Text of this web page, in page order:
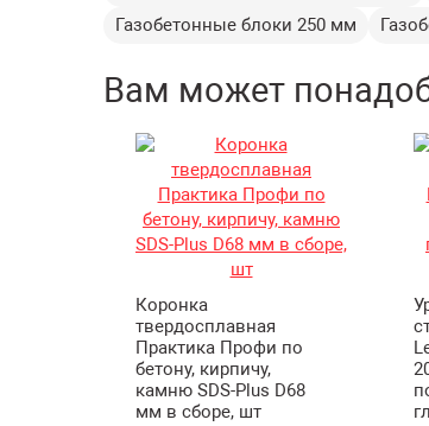
Газобетонные блоки 250 мм
Вам может
Коронка
твердосплавная
Практика Профи по
бетону, кирпичу,
камню SDS-Plus D68
мм в сборе, шт